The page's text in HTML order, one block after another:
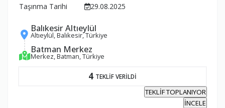
Taşınma Tarihi
29.08.2025
Balıkesir Altıeylül
Altıeylül, Balıkesir, Türkiye
Batman Merkez
Merkez, Batman, Türkiye
4 TEKLİF VERİLDİ
TEKLİF TOPLANIYOR
İNCELE